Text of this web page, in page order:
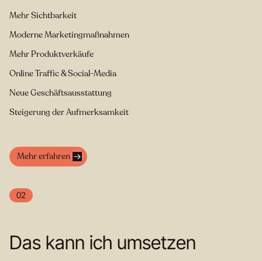
Mehr Sichtbarkeit
Moderne Marketingmaßnahmen
Mehr Produktverkäufe
Online Traffic & Social-Media
Neue Geschäftsausstattung
Steigerung der Aufmerksamkeit
Mehr erfahren
02
Das kann ich umsetzen